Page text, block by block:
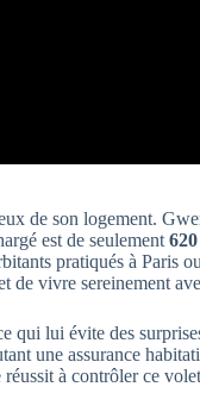
de son logement.
est de seulement
pratiqués à Paris
de vivre sereinement
qui lui évite des
une assurance
réussit à contrôler ce